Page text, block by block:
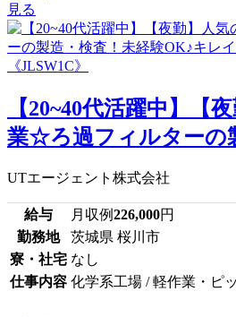
見る
【20~40代活躍中】【
業☆ろ過フィルターの
UTエージェント株式会社
給与 月収例226,000円
勤務地
茨城県 桜川市
寮・社宅 なし
仕事内容 化学系工場 / 軽作業・ピ